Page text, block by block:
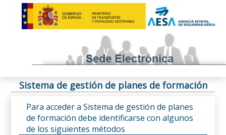
Sistema de gestión de planes de formación
Para acceder a Sistema de gestión de planes
de formación debe identificarse con algunos
de los siguientes métodos